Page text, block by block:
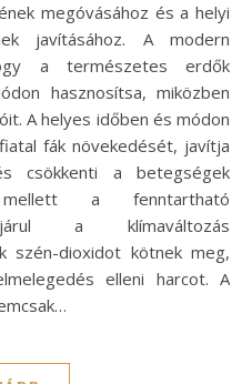
megóvásához és a helyi
javításához. A modern
a természetes erdők
hasznosítsa, miközben
A helyes időben és módon
fák növekedését, javítja
csökkenti a betegségek
a fenntartható
a klímaváltozás
szén-dioxidot kötnek meg,
elleni harcot. A